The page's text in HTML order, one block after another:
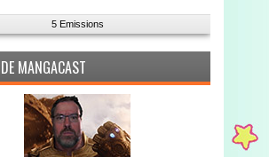
5 Emissions
DE MANGACAST